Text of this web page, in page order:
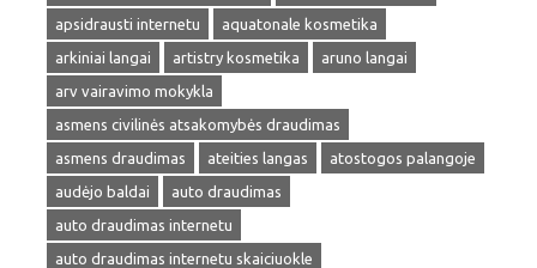
apsidrausti internetu
aquatonale kosmetika
arkiniai langai
artistry kosmetika
aruno langai
arv vairavimo mokykla
asmens civilinės atsakomybės draudimas
asmens draudimas
ateities langas
atostogos palangoje
audėjo baldai
auto draudimas
auto draudimas internetu
auto draudimas internetu skaiciuokle